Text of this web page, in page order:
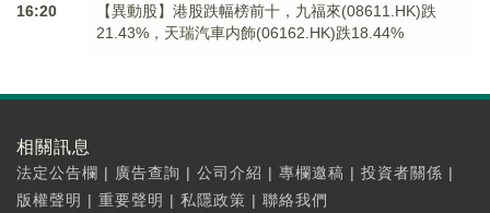
16:20
【異動股】港股跌幅榜前十，九福來(08611.HK)跌
21.43%，天瑞汽車内飾(06162.HK)跌18.44%
相關訊息
法定公告欄 | 廣告查詢 | 公司介紹 | 專欄邀稿 | 投資者關係 |
版權聲明 | 重要聲明 | 私隱政策 | 聯絡我們